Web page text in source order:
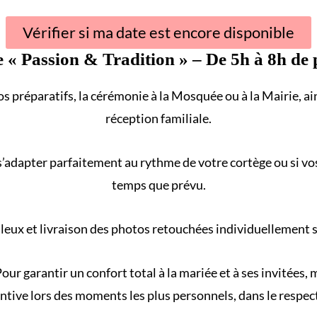
Vérifier si ma date est encore disponible
« Passion & Tradition » – De 5h à 8h de
préparatifs, la cérémonie à la Mosquéeou à la Mairie,
réception familiale.
parfaitement au rythme de votrecortègeou si
temps que prévu.
et livraison des photos retouchées individuellement
garantir un confort total à la mariée et à ses invitées,
lors des moments les plus personnels, dans le